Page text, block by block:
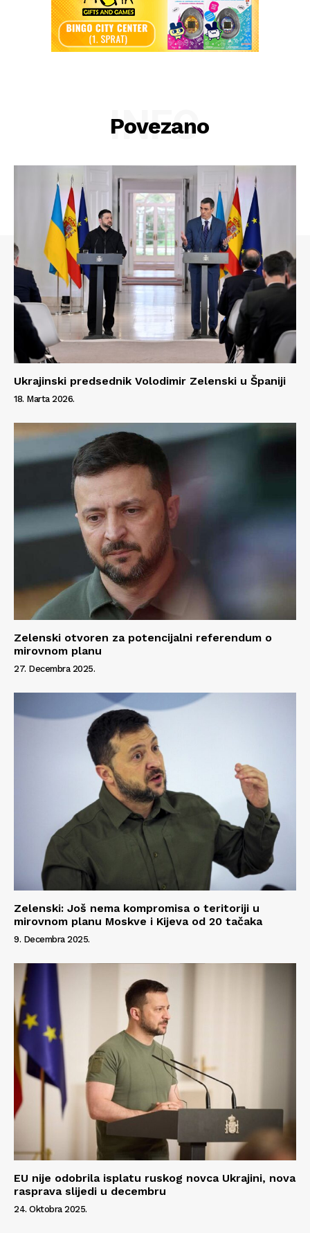
Info
O nama
Kontakt
Impressum
Povezano
INFO
Ukrajinski predsednik Volodimir Zelenski u Španiji
18. Marta 2026.
Zelenski otvoren za potencijalni referendum o
mirovnom planu
27. Decembra 2025.
Zelenski: Još nema kompromisa o teritoriji u
mirovnom planu Moskve i Kijeva od 20 tačaka
9. Decembra 2025.
EU nije odobrila isplatu ruskog novca Ukrajini, nova
rasprava slijedi u decembru
24. Oktobra 2025.